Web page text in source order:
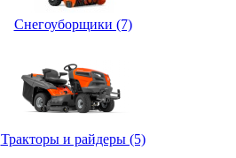
Снегоуборщики (7)
Тракторы и райдеры (5)